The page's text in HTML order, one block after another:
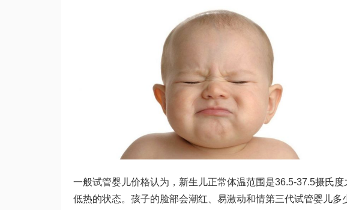
一般试管婴儿价格认为，新生儿正常体温范围是36.5-37.5摄氏
低热的状态。孩子的脸部会潮红、易激动和情第三代试管婴儿多